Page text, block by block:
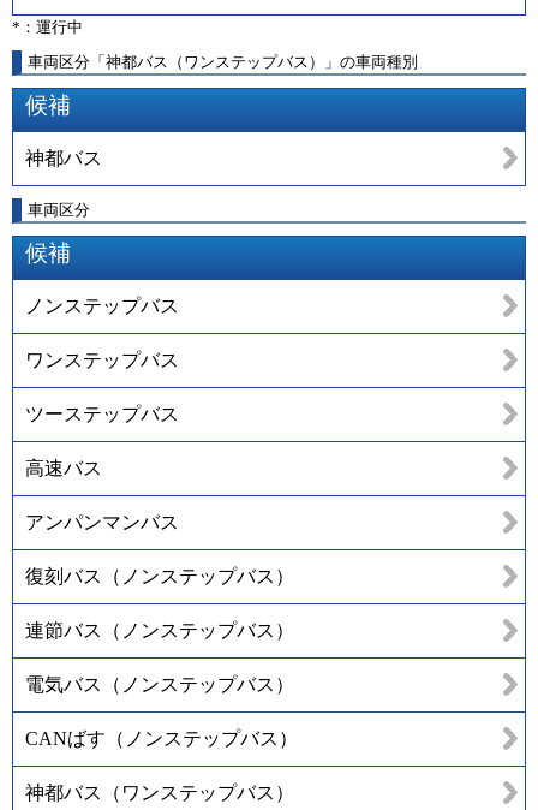
*：運行中
車両区分「神都バス（ワンステップバス）」の車両種別
候補
神都バス
車両区分
候補
ノンステップバス
ワンステップバス
ツーステップバス
高速バス
アンパンマンバス
復刻バス（ノンステップバス）
連節バス（ノンステップバス）
電気バス（ノンステップバス）
CANばす（ノンステップバス）
神都バス（ワンステップバス）